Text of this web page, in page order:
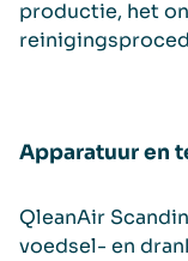
productie, het
Apparatuur en
QleanAir
voedsel- en